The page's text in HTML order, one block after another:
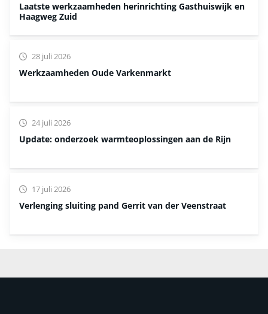
Laatste werkzaamheden herinrichting Gasthuiswijk en
Haagweg Zuid
Werkzaamheden Oude Varkenmarkt
28 juli 2026
Update: onderzoek warmteoplossingen aan de Rijn
24 juli 2026
Verlenging sluiting pand Gerrit van der Veenstraat
17 juli 2026